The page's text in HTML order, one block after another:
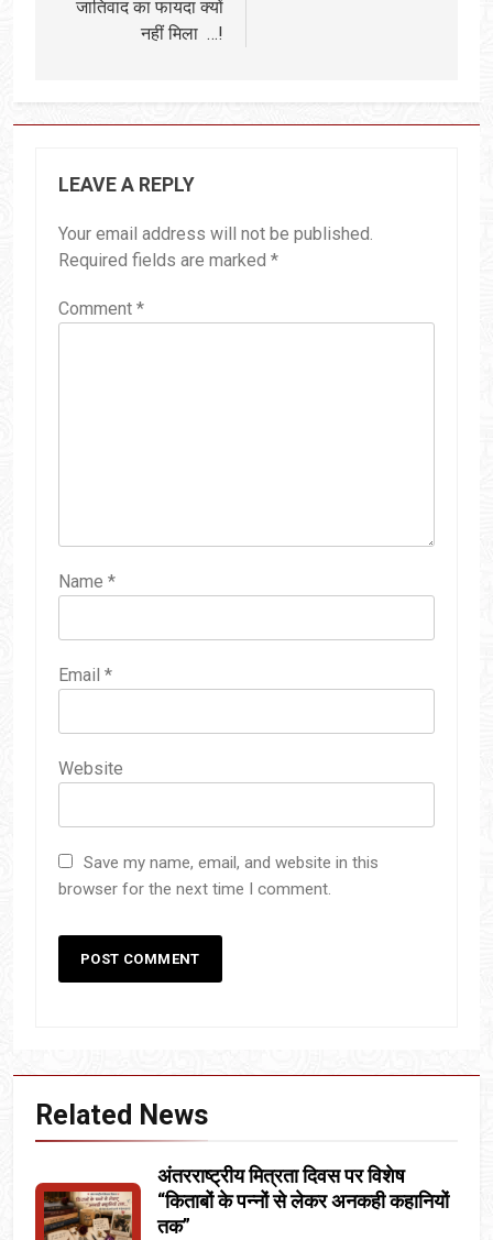
जातिवाद का फायदा क्यों
नहीं मिला …!
LEAVE A REPLY
Your email address will not be published.
Required fields are marked *
Comment *
Name *
Email *
Website
Save my name, email, and website in this
browser for the next time I comment.
Related News
अंतरराष्ट्रीय मित्रता दिवस पर विशेष
“किताबों के पन्नों से लेकर अनकही कहानियों
तक”